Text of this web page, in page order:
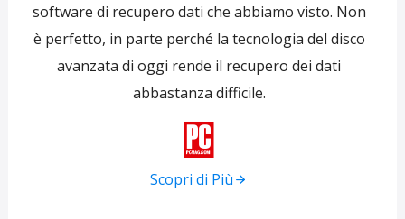
software di recupero dati che abbiamo visto. Non
è perfetto, in parte perché la tecnologia del disco
avanzata di oggi rende il recupero dei dati
abbastanza difficile.

Scopri di Più